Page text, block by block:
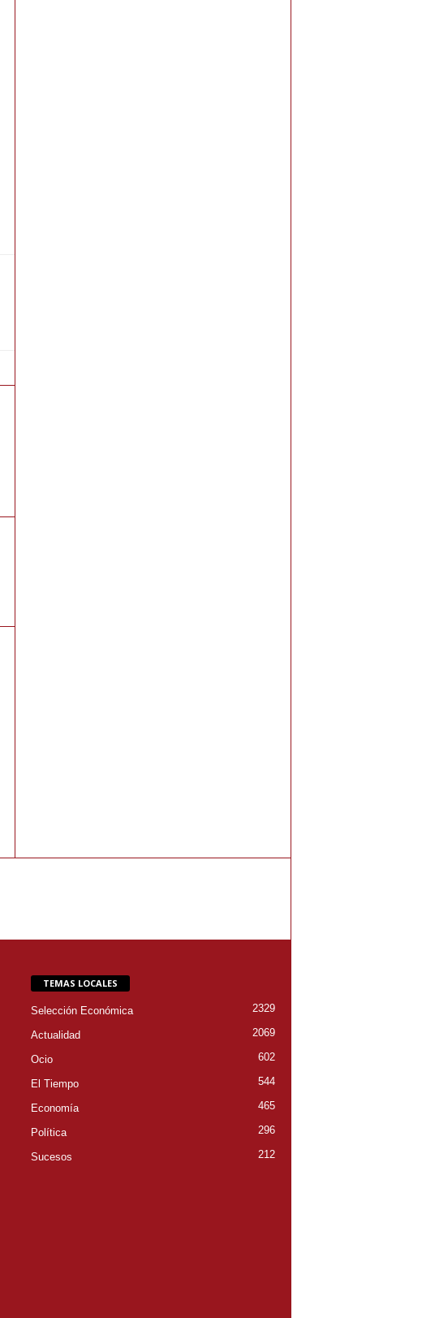
TEMAS LOCALES
Selección Económica 2329
Actualidad 2069
Ocio 602
El Tiempo 544
Economía 465
Política 296
Sucesos 212